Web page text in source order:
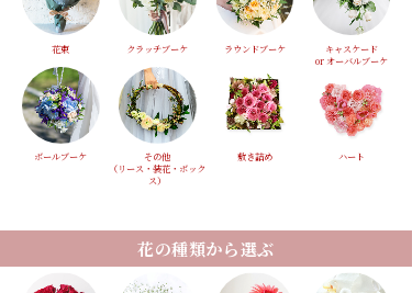
花束 クラッチブーケ ラウンドブーケ
キャスケード
or オーバルブーケ
ボールブーケ
その他
（リース・装花・ボック
ス）
敷き詰め ハート
花の種類から選ぶ